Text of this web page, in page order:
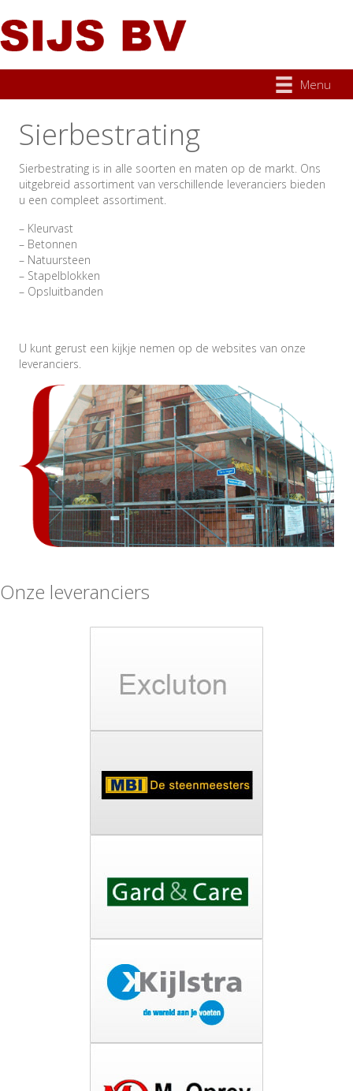
Menu
Sierbestrating
Sierbestrating is in alle soorten en maten op de markt. Ons
uitgebreid assortiment van verschillende leveranciers bieden
u een compleet assortiment.
– Kleurvast
– Betonnen
– Natuursteen
– Stapelblokken
– Opsluitbanden
U kunt gerust een kijkje nemen op de websites van onze
leveranciers.
Onze leveranciers